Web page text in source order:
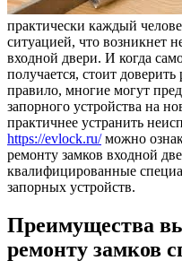
практически каждый
ситуацией, что возникнет
входной двери. И когда
получается, стоит
правило, многие могут
запорного устройства на
практичнее устранить
https://evlock.ru/можно
ремонту замков входной
квалифицированные
запорных устройств.
Преимущества
ремонту замков